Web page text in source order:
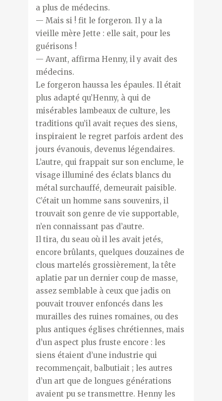
a plus de médecins.
— Mais si ! fit le forgeron. Il y a la
vieille mère Jette : elle sait, pour les
guérisons !
— Avant, affirma Henny, il y avait des
médecins.
Le forgeron haussa les épaules. Il était
plus adapté qu’Henny, à qui de
misérables lambeaux de culture, les
traditions qu’il avait reçues des siens,
inspiraient le regret parfois ardent des
jours évanouis, devenus légendaires.
L’autre, qui frappait sur son enclume, le
visage illuminé des éclats blancs du
métal surchauffé, demeurait paisible.
C’était un homme sans souvenirs, il
trouvait son genre de vie supportable,
n’en connaissant pas d’autre.
Il tira, du seau où il les avait jetés,
encore brûlants, quelques douzaines de
clous martelés grossièrement, la tête
aplatie par un dernier coup de masse,
assez semblable à ceux que jadis on
pouvait trouver enfoncés dans les
murailles des ruines romaines, ou des
plus antiques églises chrétiennes, mais
d’un aspect plus fruste encore : les
siens étaient d’une industrie qui
recommençait, balbutiait ; les autres
d’un art que de longues générations
avaient pu se transmettre. Henny les